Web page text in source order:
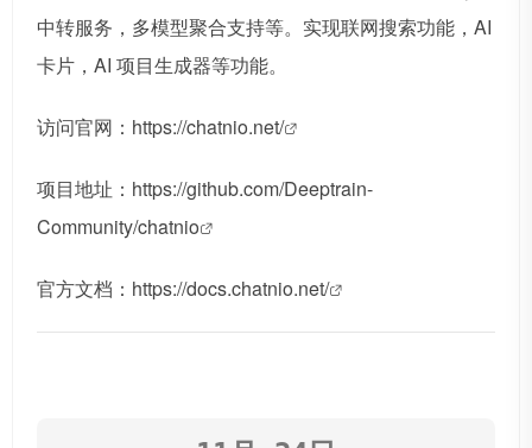
中转服务，多模型聚合支持等。实现联网搜索功能，AI
卡片，AI 项目生成器等功能。
访问官网： https://chatnio.net/
项目地址： https://github.com/Deeptrain-
Community/chatnio
官方文档： https://docs.chatnio.net/